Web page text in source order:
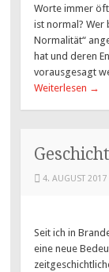
Worte immer
ist normal? Wer
Normalität“
hat und deren
vorausgesagt
Weiterlesen →
4. AUGUST 2017
Seit ich in
eine neue